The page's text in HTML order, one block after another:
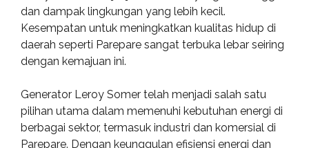
dan dampak lingkungan yang lebih kecil.
Kesempatan untuk meningkatkan kualitas hidup di
daerah seperti Parepare sangat terbuka lebar seiring
dengan kemajuan ini.
Generator Leroy Somer telah menjadi salah satu
pilihan utama dalam memenuhi kebutuhan energi di
berbagai sektor, termasuk industri dan komersial di
Parepare. Dengan keunggulan efisiensi energi dan